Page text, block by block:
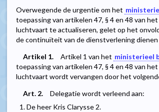
Overwegende de urgentie om het
toepassing van artikelen 47, § 4 en 48 van
luchtvaart te actualiseren, gelet op het
de continuïteit van de dienstverlening
Artikel 1.
Artikel 1 van het ministerieel
toepassing van artikelen 47, § 4 en 48 van
luchtvaart wordt vervangen door het
Art. 2.
Delegatie wordt verleend aan:
1. De heer Kris Clarysse 2.